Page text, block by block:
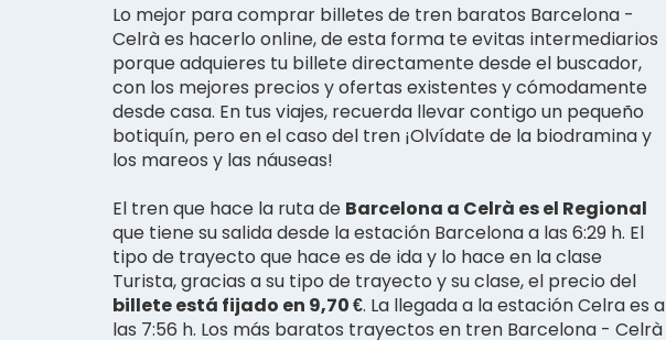
Lo mejor para comprar billetes de tren baratos Barcelona -
Celrà es hacerlo online, de esta forma te evitas intermediarios
porque adquieres tu billete directamente desde el buscador,
con los mejores precios y ofertas existentes y cómodamente
desde casa. En tus viajes, recuerda llevar contigo un pequeño
botiquín, pero en el caso del tren ¡Olvídate de la biodramina y
los mareos y las náuseas!
El tren que hace la ruta de Barcelona a Celrà es el Regional
que tiene su salida desde la estación Barcelona a las 6:29 h. El
tipo de trayecto que hace es de ida y lo hace en la clase
Turista, gracias a su tipo de trayecto y su clase, el precio del
billete está fijado en 9,70 €. La llegada a la estación Celra es a
las 7:56 h. Los más baratos trayectos en tren Barcelona - Celrà